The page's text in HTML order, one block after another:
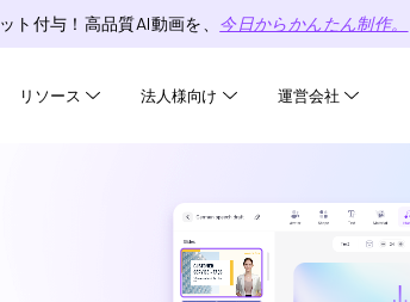
ト付与！高品質AI動画を、 今日からかんたん制作。
リソース 法人様向け 運営会社